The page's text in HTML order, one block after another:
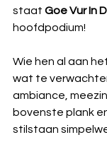
staat Goe Vur In
hoofdpodium!
Wie hen al aan
wat te
ambiance,
bovenste plank
stilstaan